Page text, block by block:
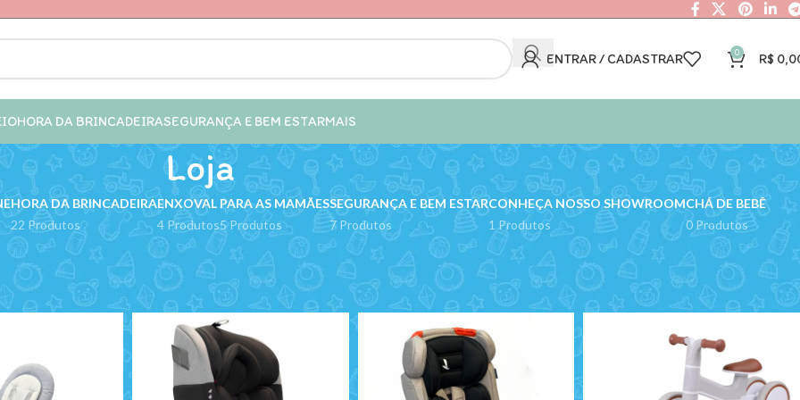
ENTRAR / CADASTRAR 0 R$
HORA DA BRINCADEIRASEGURANÇA E BEM ESTARMAIS
Loja
HORA DA BRINCADEIRA
22 Produtos
ENXOVAL
4 Produtos
PARA AS MAMÃES
5 Produtos
SEGURANÇA E BEM ESTAR
7 Produtos
CONHEÇA NOSSO SHOWROOM
1 Produtos
CHÁ DE BEBÊ
0 Produtos
Mostrar 9 12 18 24
PREMIUM BABY